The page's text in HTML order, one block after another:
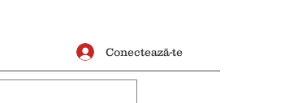
Conectează-te